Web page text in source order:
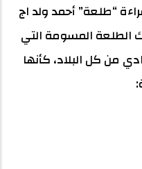
“طلعة” أحمد ولد اج
الطلعة المسومة التي
من كل البلاد، كأنها